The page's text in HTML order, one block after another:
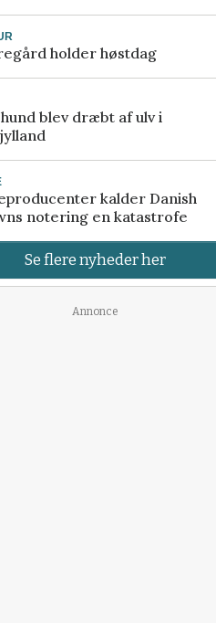
holder høstdag
blev dræbt af ulv i
kalder Danish
notering en katastrofe
Se flere nyheder her
Annonce